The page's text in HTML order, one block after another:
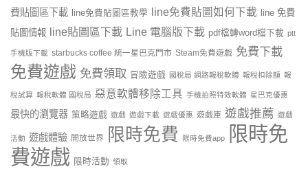
費貼圖區下載
line免費貼圖區教學 line免費貼圖如何下載
line 免費
貼圖情報
line貼圖區下載 Line 電腦版下載 pdf檔轉word檔下載 ptt
手機版下載 starbucks coffee 統一星巴克門市 Steam免費遊戲 免費下載
免費遊戲 免費領取 冒險遊戲 國稅局 網路報稅軟體 報稅扣除額 報
稅試算 報稅軟體 國稅局 惡意軟體移除工具 手機拍照特效軟體 星巴克優惠
最快的瀏覽器 策略遊戲 遊戲 遊戲下載 遊戲優惠 遊戲庫 遊戲推薦 遊戲
活動 遊戲體驗 開放世界 限時免費 限時免費app
限時免
費遊戲 限時活動 領取